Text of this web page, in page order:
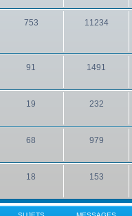
753 11234
91 1491
19 232
68 979
18 153